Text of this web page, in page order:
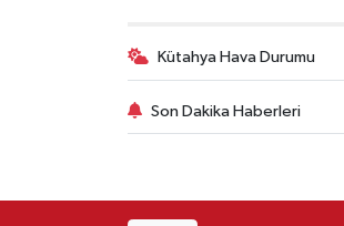
Kütahya Hava Durumu
Son Dakika Haberleri